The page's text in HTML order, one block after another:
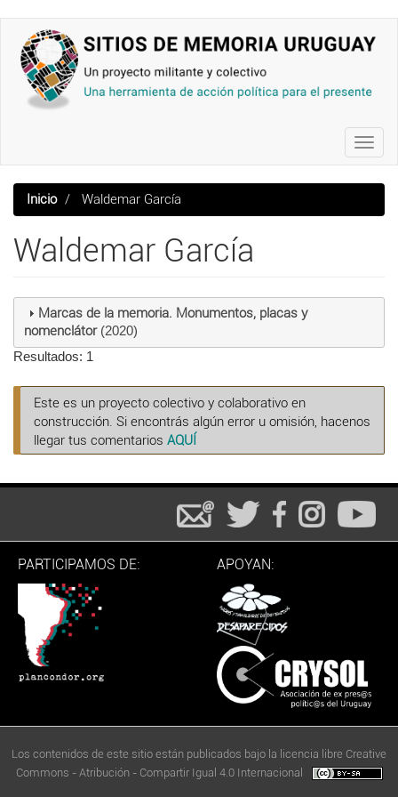
contenido
principal
Inicio Waldemar García
Waldemar García
Marcas de la memoria. Monumentos, placas y
nomenclátor(2020)
Resultados: 1
Este es un proyecto colectivo y colaborativo en
construcción. Si encontrás algún error u omisión, hacenos
llegar tus comentarios AQUÍ
PARTICIPAMOS DE: APOYAN:
Los contenidos de este sitio están publicados bajo la licencia libre Creative
Commons - Atribución - Compartir Igual 4.0 Internacional